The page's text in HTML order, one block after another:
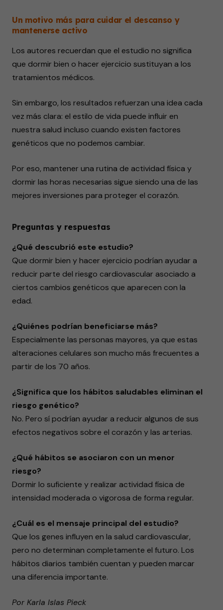
Un motivo más para cuidar el descanso y
mantenerse activo
Los autores recuerdan que el estudio no significa
que dormir bien o hacer ejercicio sustituyan a los
tratamientos médicos.
Sin embargo, los resultados refuerzan una idea cada
vez más clara: el estilo de vida puede influir en
nuestra salud incluso cuando existen factores
genéticos que no podemos cambiar.
Por eso, mantener una rutina de actividad física y
dormir las horas necesarias sigue siendo una de las
mejores inversiones para proteger el corazón.
Preguntas y respuestas
¿Qué descubrió este estudio?
Que dormir bien y hacer ejercicio podrían ayudar a
reducir parte del riesgo cardiovascular asociado a
ciertos cambios genéticos que aparecen con la
edad.
¿Quiénes podrían beneficiarse más?
Especialmente las personas mayores, ya que estas
alteraciones celulares son mucho más frecuentes a
partir de los 70 años.
¿Significa que los hábitos saludables eliminan el
riesgo genético?
No. Pero sí podrían ayudar a reducir algunos de sus
efectos negativos sobre el corazón y las arterias.
¿Qué hábitos se asociaron con un menor
riesgo?
Dormir lo suficiente y realizar actividad física de
intensidad moderada o vigorosa de forma regular.
¿Cuál es el mensaje principal del estudio?
Que los genes influyen en la salud cardiovascular,
pero no determinan completamente el futuro. Los
hábitos diarios también cuentan y pueden marcar
una diferencia importante.
Por Karla Islas Pieck